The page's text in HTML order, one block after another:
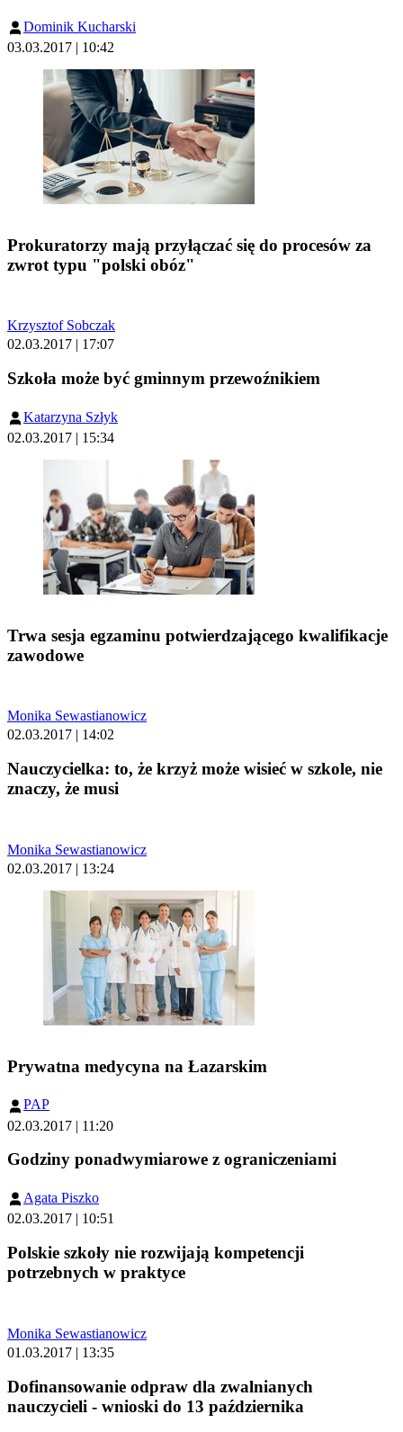
Dominik Kucharski
03.03.2017 | 10:42
Prokuratorzy mają przyłączać się do procesów za
zwrot typu "polski obóz"
Krzysztof Sobczak
02.03.2017 | 17:07
Szkoła może być gminnym przewoźnikiem
Katarzyna Szłyk
02.03.2017 | 15:34
Trwa sesja egzaminu potwierdzającego kwalifikacje
zawodowe
Monika Sewastianowicz
02.03.2017 | 14:02
Nauczycielka: to, że krzyż może wisieć w szkole, nie
znaczy, że musi
Monika Sewastianowicz
02.03.2017 | 13:24
Prywatna medycyna na Łazarskim
PAP
02.03.2017 | 11:20
Godziny ponadwymiarowe z ograniczeniami
Agata Piszko
02.03.2017 | 10:51
Polskie szkoły nie rozwijają kompetencji
potrzebnych w praktyce
Monika Sewastianowicz
01.03.2017 | 13:35
Dofinansowanie odpraw dla zwalnianych
nauczycieli - wnioski do 13 października